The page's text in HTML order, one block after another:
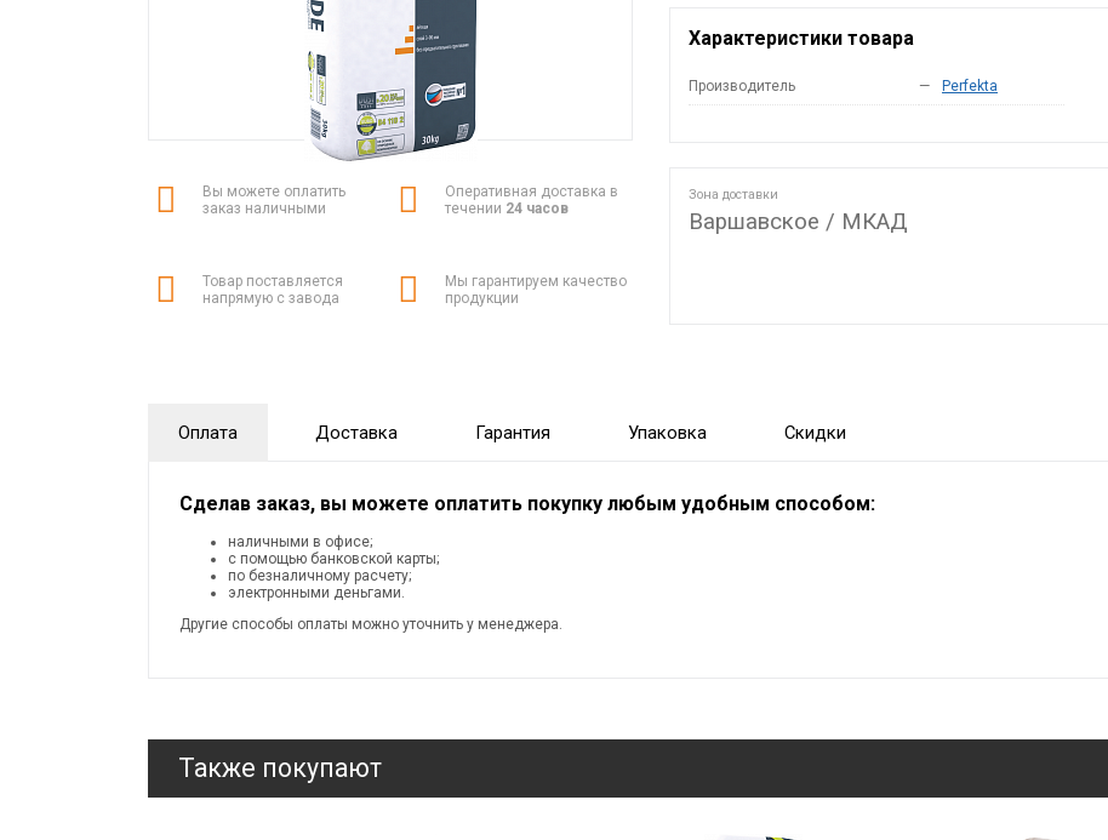
Вы можете оплатить
заказ наличными
Оперативная доставка в
течении 24 часов
Товар поставляется
напрямую с завода
Мы гарантируем качество
продукции
Характеристики товара
Производитель — Perfekta
Зона доставки
Варшавское / МКАД
Оплата Доставка Гарантия Упаковка Скидки
Сделав заказ, вы можете оплатить покупку любым удобным способом:
наличными в офисе;
с помощью банковской карты;
по безналичному расчету;
электронными деньгами.
Другие способы оплаты можно уточнить у менеджера.
Также покупают